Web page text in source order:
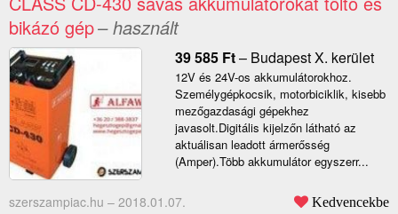
bikázó gép– használt
39 585 Ft– Budapest X. kerület
12V és 24V-os akkumulátorokhoz.
Személygépkocsik, motorbiciklik, kisebb
mezőgazdasági gépekhez
javasolt.Digitális kijelzőn látható az
aktuálisan leadott ármerősség
(Amper).Több akkumulátor egyszerr...
szerszampiac.hu – 2018.01.07. Kedvencekbe